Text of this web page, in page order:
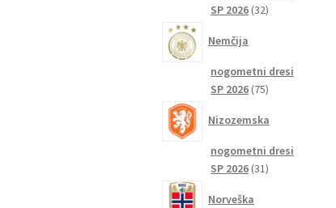
SP 2026 3232
Nemčija
nogometni dresi
SP 2026 7575
Nizozemska
nogometni dresi
SP 2026 3131
Norveška